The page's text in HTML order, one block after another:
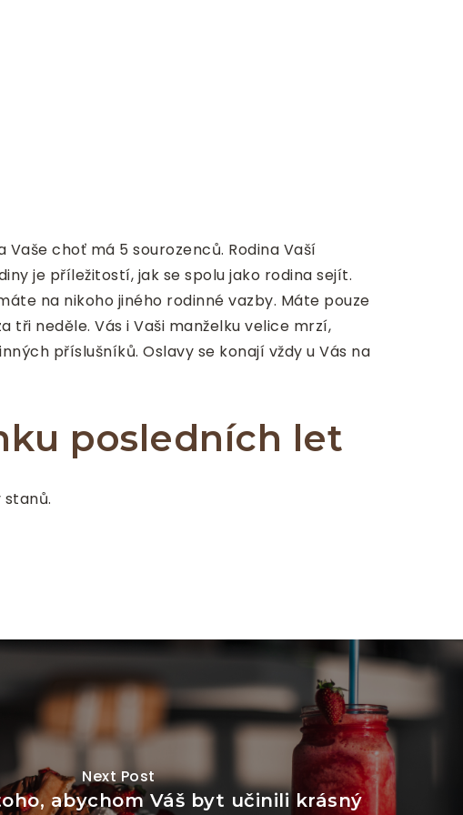
choť má 5 sourozenců. Rodina Vaší
je příležitostí, jak se spolu jako rodina sejít.
na nikoho jiného rodinné vazby. Máte pouze
tři neděle. Vás i Vaši manželku velice mrzí,
příslušníků. Oslavy se konají vždy u Vás na
posledních let
.
Next Post
abychom Váš byt učinili krásný